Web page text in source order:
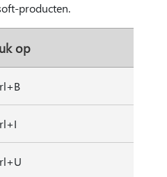
producten.
op